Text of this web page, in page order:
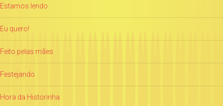
Estamos lendo
Eu quero!
Feito pelas mães
Festejando
Hora da Historinha